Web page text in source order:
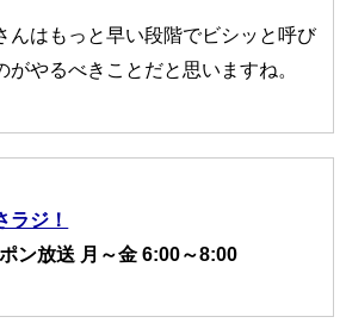
んはもっと早い段階でビシッと呼び
やるべきことだと思いますね。
ラジ！
ン放送 月～金 6:00～8:00